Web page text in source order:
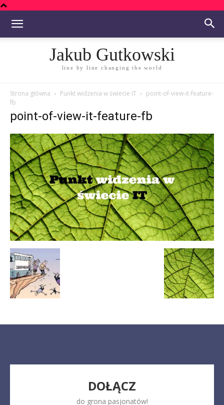
Jakub Gutkowski
line by line changing the world
Strona główna Punkt widzenia w świecie IT
point-of-view-it-feature-
fb
point-of-view-it-feature-fb
DOŁĄCZ
do grona pasjonatów!